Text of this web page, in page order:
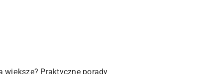
większe? Praktyczne porady